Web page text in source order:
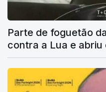
Parte de foguetão
contra a Lua e